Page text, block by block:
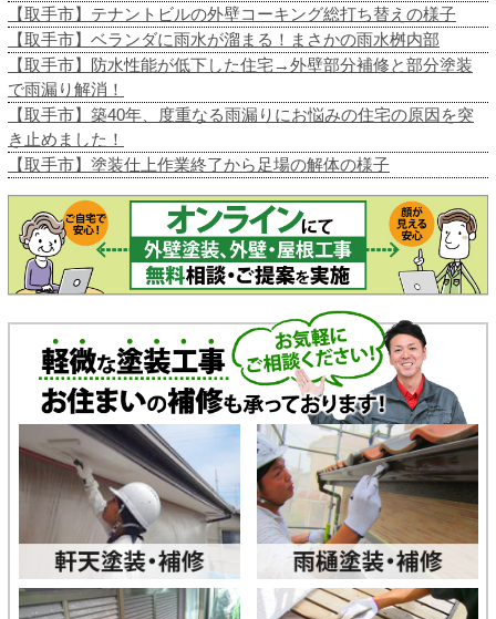
【取手市】テナントビルの外壁コーキング総打ち替えの様子
【取手市】ベランダに雨水が溜まる！まさかの雨水桝内部
【取手市】防水性能が低下した住宅→外壁部分補修と部分塗装
で雨漏り解消！
【取手市】築40年、度重なる雨漏りにお悩みの住宅の原因を突
き止めました！
【取手市】塗装仕上作業終了から足場の解体の様子